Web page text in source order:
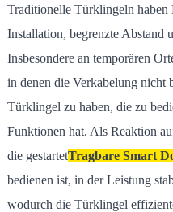
Traditionelle Türklingeln haben
Installation, begrenzte Abstand
Insbesondere an temporären
in denen die Verkabelung nicht
Türklingel zu haben, die zu
Funktionen hat. Als Reaktion
die gestartetTragbare Smart
bedienen ist, in der Leistung
wodurch die Türklingel